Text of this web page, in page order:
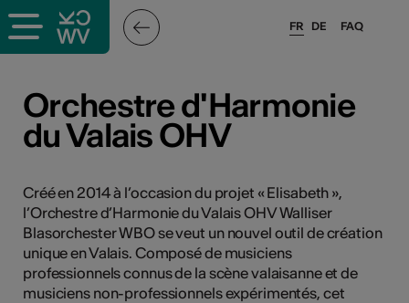
pros
FAQ
FR DE
Orchestre d'Harmonie
du Valais OHV
Créé en 2014 à l’occasion du projet « Elisabeth »,
l’Orchestre d’Harmonie du Valais OHV Walliser
Blasorchester WBO se veut un nouvel outil de création
unique en Valais. Composé de musiciens
professionnels connus de la scène valaisanne et de
musiciens non-professionnels expérimentés, cet